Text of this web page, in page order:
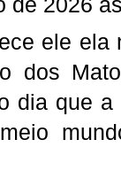
de 2026
ele ela
dos
dia que a